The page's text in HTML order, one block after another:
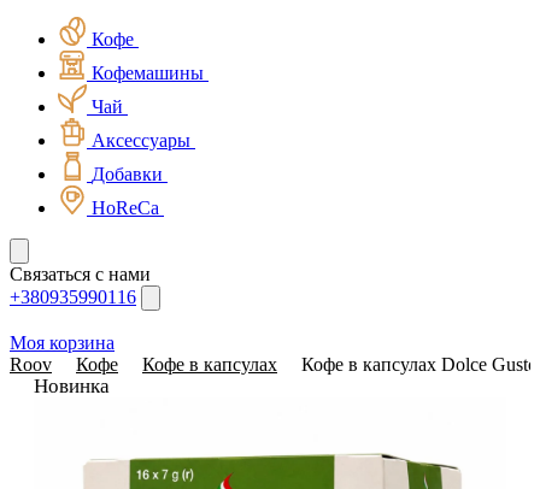
Кофе
Кофемашины
Чай
Аксессуары
Добавки
HoReCa
Связаться с нами
+380935990116
Моя корзина
Roov
Кофе Кофе в капсулах Кофе в капсулах Dolce
Новинка